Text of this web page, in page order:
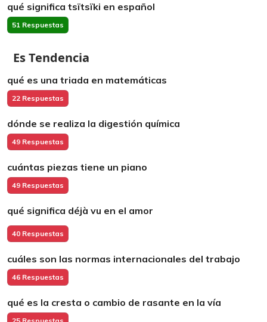
qué significa tsïtsïki en español
51 Respuestas
Es Tendencia
qué es una triada en matemáticas
22 Respuestas
dónde se realiza la digestión química
49 Respuestas
cuántas piezas tiene un piano
49 Respuestas
qué significa déjà vu en el amor
40 Respuestas
cuáles son las normas internacionales del trabajo
46 Respuestas
qué es la cresta o cambio de rasante en la vía